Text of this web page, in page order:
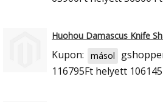
Huohou Damascus Knife
Kupon: másol
116795Ft helyett